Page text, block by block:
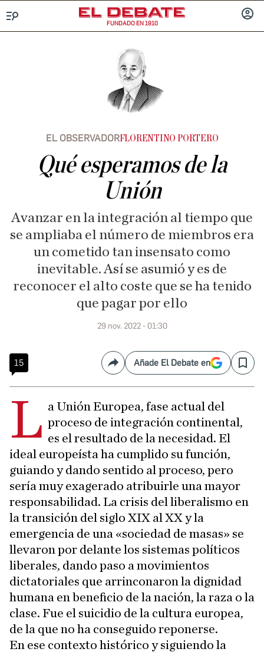
FUNDADO EN 1910
EL OBSERVADORFLORENTINO PORTERO
Qué esperamos de la
Unión
Avanzar en la integración al tiempo que
se ampliaba el número de miembros era
un cometido tan insensato como
inevitable. Así se asumió y es de
reconocer el alto coste que se ha tenido
que pagar por ello
29 nov. 2022 - 01:30
15 CompartirAñade El Debate en Save
L a Unión Europea, fase actual del
proceso de integración continental,
es el resultado de la necesidad. El
ideal europeísta ha cumplido su función,
guiando y dando sentido al proceso, pero
sería muy exagerado atribuirle una mayor
responsabilidad. La crisis del liberalismo en
la transición del siglo XIX al XX y la
emergencia de una «sociedad de masas» se
llevaron por delante los sistemas políticos
liberales, dando paso a movimientos
dictatoriales que arrinconaron la dignidad
humana en beneficio de la nación, la raza o la
clase. Fue el suicidio de la cultura europea,
de la que no ha conseguido reponerse.
En ese contexto histórico y siguiendo la